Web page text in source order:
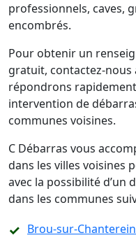
professionnels, caves,
encombrés.
Pour obtenir un
gratuit, contactez-nous
répondrons
intervention de
communes voisines.
C Débarras vous
dans les villes voisines
avec la possibilité
dans les communes
Brou-sur-